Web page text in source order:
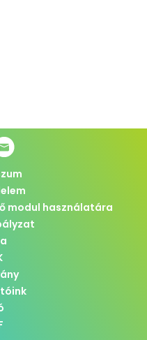
modul használatára